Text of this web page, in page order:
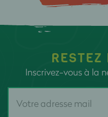
RESTEZ
Inscrivez-vous à la